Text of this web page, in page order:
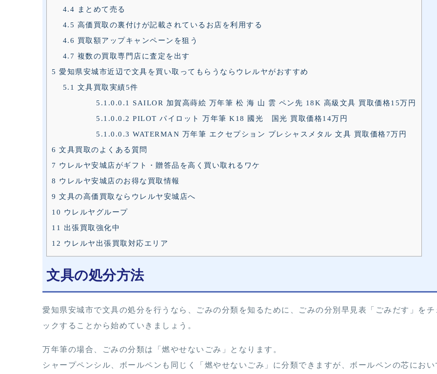
4.4 まとめて売る
4.5 高価買取の裏付けが記載されているお店を利用する
4.6 買取額アップキャンペーンを狙う
4.7 複数の買取専門店に査定を出す
5 愛知県安城市近辺で文具を買い取ってもらうならウレルヤがおすすめ
5.1 文具買取実績5件
5.1.0.0.1
SAILOR 加賀高蒔絵 万年筆 松 海 山 雲 ペン先 18K 高級文具 買取価格15万円
5.1.0.0.2 PILOT パイロット 万年筆 K18 國光 国光 買取価格14万円
5.1.0.0.3 WATERMAN 万年筆 エクセプション プレシャスメタル 文具 買取価格7万円
6 文具買取のよくある質問
7 ウレルヤ安城店がギフト・贈答品を高く買い取れるワケ
8 ウレルヤ安城店のお得な買取情報
9 文具の高価買取ならウレルヤ安城店へ
10 ウレルヤグループ
11
出張買取強化中
12 ウレルヤ出張買取対応エリア
文具の処分方法
愛知県安城市で文具の処分を行うなら、ごみの分類を知るために、ごみの分別早見表「ごみだす」をチ
ックすることから始めていきましょう。
万年筆の場合、ごみの分類は「燃やせないごみ」となります。
シャープペンシル、ボールペンも同じく「燃やせないごみ」に分類できますが、ボールペンの芯におい